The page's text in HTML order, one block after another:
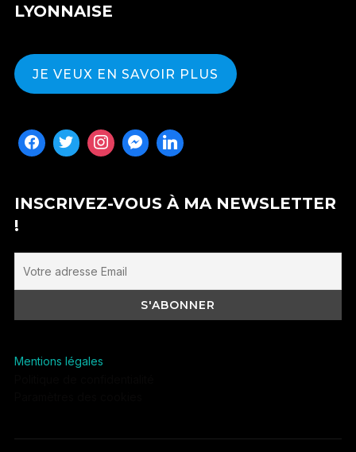
LYONNAISE
JE VEUX EN SAVOIR PLUS
INSCRIVEZ-VOUS À MA NEWSLETTER
!
Mentions légales